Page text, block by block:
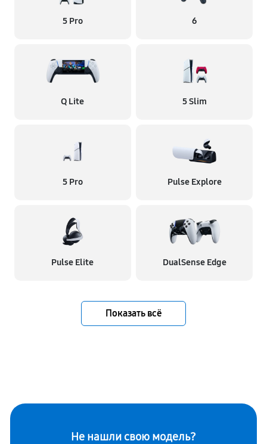
5 Pro 6
Q Lite 5 Slim
5 Pro Pulse Explore
Pulse Elite DualSense Edge
Показать всё
Не нашли свою модель?